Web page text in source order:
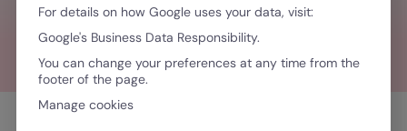
Janeiro 8, 2024·6 minutos de leitura
Índice
For details on how Google uses your data, visit:
Google's Business Data Responsibility.
You can change your preferences at any time from the
footer of the page.
Manage cookies